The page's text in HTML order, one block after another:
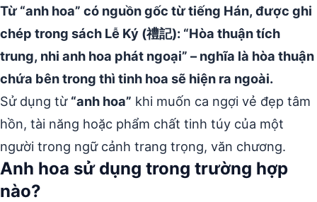
Từ “anh hoa” có nguồn gốc từ tiếng Hán, được ghi
chép trong sách Lễ Ký (禮記): “Hòa thuận tích
trung, nhi anh hoa phát ngoại” – nghĩa là hòa thuận
chứa bên trong thì tinh hoa sẽ hiện ra ngoài.
Sử dụng từ “anh hoa” khi muốn ca ngợi vẻ đẹp tâm
hồn, tài năng hoặc phẩm chất tinh túy của một
người trong ngữ cảnh trang trọng, văn chương.
Anh hoa sử dụng trong trường hợp
nào?